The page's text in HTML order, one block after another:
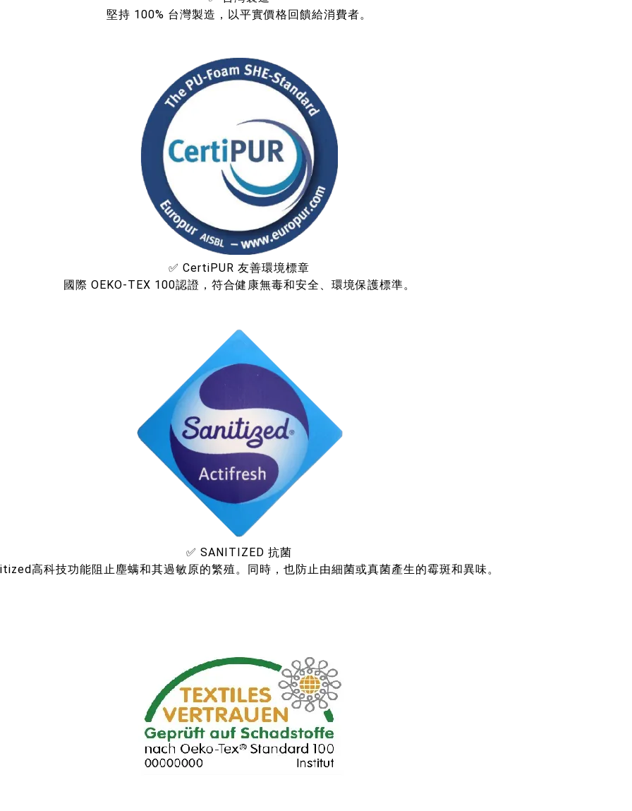
堅持 100% 台灣製造，以平實價格回饋給消費者。
✅ CertiPUR 友善環境標章
國際 OEKO-TEX 100認證，符合健康無毒和安全、環境保護標準。
✅ SANITIZED 抗菌
高科技功能阻止塵螨和其過敏原的繁殖。同時，也防止由細菌或真菌產生的霉斑和異味。